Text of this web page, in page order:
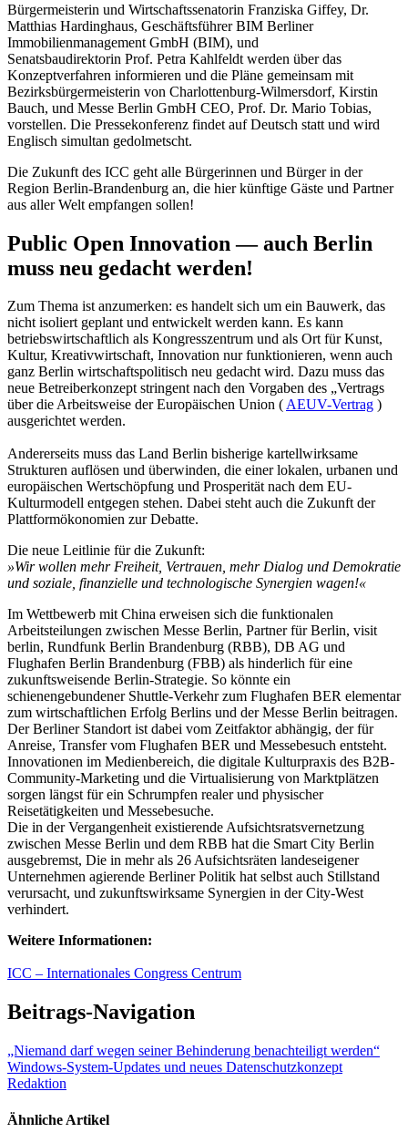
Bürgermeisterin und Wirtschaftssenatorin Franziska Giffey, Dr.
Matthias Hardinghaus, Geschäftsführer BIM Berliner
Immobilienmanagement GmbH (BIM), und
Senatsbaudirektorin Prof. Petra Kahlfeldt werden über das
Konzeptverfahren informieren und die Pläne gemeinsam mit
Bezirksbürgermeisterin von Charlottenburg-Wilmersdorf, Kirstin
Bauch, und Messe Berlin GmbH CEO, Prof. Dr. Mario Tobias,
vorstellen. Die Pressekonferenz findet auf Deutsch statt und wird
Englisch simultan gedolmetscht.
Die Zukunft des ICC geht alle Bürgerinnen und Bürger in der
Region Berlin-Brandenburg an, die hier künftige Gäste und Partner
aus aller Welt empfangen sollen!
Public Open Innovation — auch Berlin
muss neu gedacht werden!
Zum Thema ist anzumerken: es handelt sich um ein Bauwerk, das
nicht isoliert geplant und entwickelt werden kann. Es kann
betriebswirtschaftlich als Kongresszentrum und als Ort für Kunst,
Kultur, Kreativwirtschaft, Innovation nur funktionieren, wenn auch
ganz Berlin wirtschaftspolitisch neu gedacht wird. Dazu muss das
neue Betreiberkonzept stringent nach den Vorgaben des „Vertrags
über die Arbeitsweise der Europäischen Union (AEUV-Vertrag )
ausgerichtet werden.
Andererseits muss das Land Berlin bisherige kartellwirksame
Strukturen auflösen und überwinden, die einer lokalen, urbanen und
europäischen Wertschöpfung und Prosperität nach dem EU-
Kulturmodell entgegen stehen. Dabei steht auch die Zukunft der
Plattformökonomien zur Debatte.
Die neue Leitlinie für die Zukunft:
»Wir wollen mehr Freiheit, Vertrauen, mehr Dialog und Demokratie
und soziale, finanzielle und technologische Synergien wagen!«
Im Wettbewerb mit China erweisen sich die funktionalen
Arbeitsteilungen zwischen Messe Berlin, Partner für Berlin, visit
berlin, Rundfunk Berlin Brandenburg (RBB), DB AG und
Flughafen Berlin Brandenburg (FBB) als hinderlich für eine
zukunftsweisende Berlin-Strategie. So könnte ein
schienengebundener Shuttle-Verkehr zum Flughafen BER elementar
zum wirtschaftlichen Erfolg Berlins und der Messe Berlin beitragen.
Der Berliner Standort ist dabei vom Zeitfaktor abhängig, der für
Anreise, Transfer vom Flughafen BER und Messebesuch entsteht.
Innovationen im Medienbereich, die digitale Kulturpraxis des B2B-
Community-Marketing und die Virtualisierung von Marktplätzen
sorgen längst für ein Schrumpfen realer und physischer
Reisetätigkeiten und Messebesuche.
Die in der Vergangenheit existierende Aufsichtsratsvernetzung
zwischen Messe Berlin und dem RBB hat die Smart City Berlin
ausgebremst, Die in mehr als 26 Aufsichtsräten landeseigener
Unternehmen agierende Berliner Politik hat selbst auch Stillstand
verursacht, und zukunftswirksame Synergien in der City-West
verhindert.
Weitere Informationen:
ICC – Internationales Congress Centrum
Beitrags-Navigation
„Niemand darf wegen seiner Behinderung benachteiligt werden“
Windows-System-Updates und neues Datenschutzkonzept
Redaktion
Ähnliche Artikel